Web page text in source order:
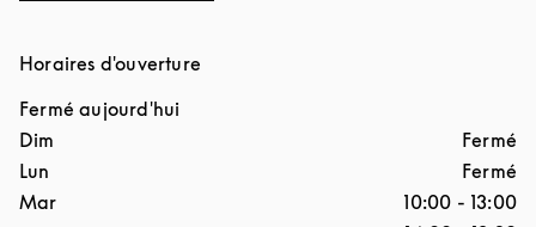
Horaires d'ouverture
Fermé aujourd'hui
Jour de la semaine
Dim
Fermé
Lun
Fermé
Mar
10:00 - 13:00